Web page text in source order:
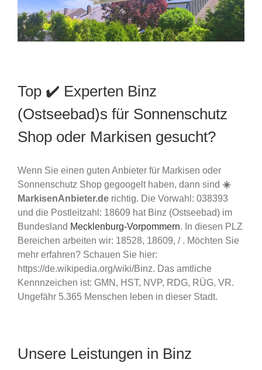
Top ✔️ Experten Binz
(Ostseebad)s für Sonnenschutz
Shop oder Markisen gesucht?
Wenn Sie einen guten Anbieter für Markisen oder
Sonnenschutz Shop gegoogelt haben, dann sind ☀️
MarkisenAnbieter.de richtig. Die Vorwahl: 038393
und die Postleitzahl: 18609 hat Binz (Ostseebad) im
Bundesland Mecklenburg-Vorpommern. In diesen PLZ
Bereichen arbeiten wir: 18528, 18609, / . Möchten Sie
mehr erfahren? Schauen Sie hier:
https://de.wikipedia.org/wiki/Binz. Das amtliche
Kennnzeichen ist: GMN, HST, NVP, RDG, RÜG, VR.
Ungefähr 5.365 Menschen leben in dieser Stadt.
Unsere Leistungen in Binz